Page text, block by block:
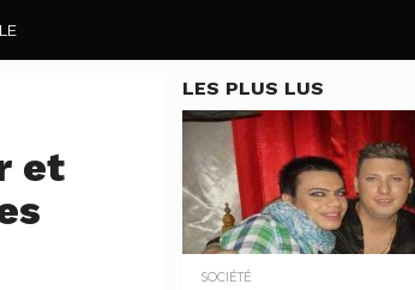
et
LES PLUS LUS
SOCIÉTÉ